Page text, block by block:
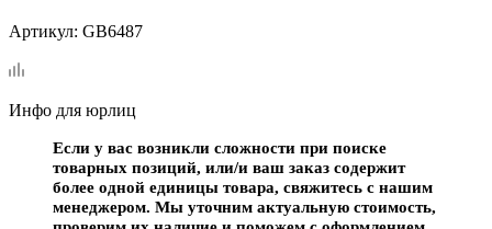
Артикул: GB6487
Инфо для юрлиц
Если у вас возникли сложности при поиске
товарных позиций, или/и ваш заказ содержит
более одной единицы товара, свяжитесь с нашим
менеджером. Мы уточним актуальную стоимость,